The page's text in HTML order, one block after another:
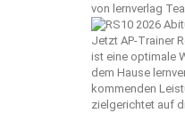
von lernverlag
Jetzt AP-Trainer
ist eine optimale
dem Hause
kommenden
zielgerichtet auf